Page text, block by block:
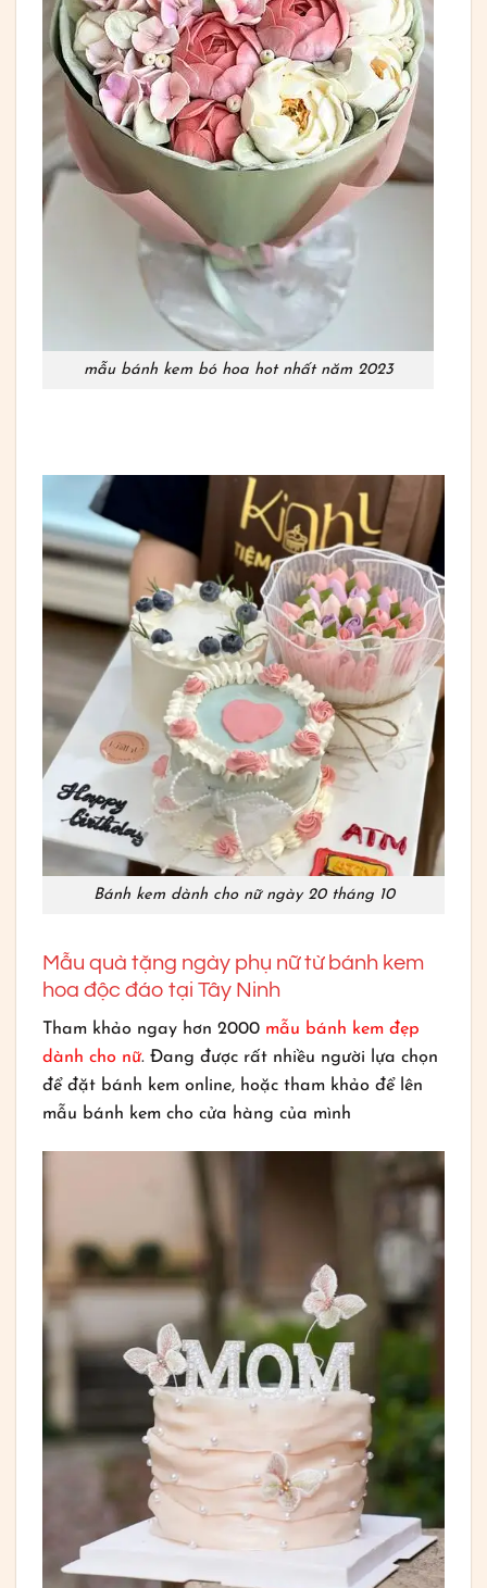
mẫu bánh kem bó hoa hot nhất năm 2023
Bánh kem dành cho nữ ngày 20 tháng 10
Mẫu quà tặng ngày phụ nữ từ bánh kem
hoa độc đáo tại Tây Ninh
Tham khảo ngay hơn 2000 mẫu bánh kem đẹp
dành cho nữ. Đang được rất nhiều người lựa chọn
để đặt bánh kem online, hoặc tham khảo để lên
mẫu bánh kem cho cửa hàng của mình